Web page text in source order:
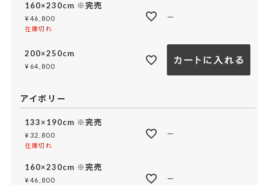
160×230cm ※完売
¥ 46,800
在庫切れ
—
200×250cm
¥ 64,800
アイボリー
133×190cm ※完売
¥ 32,800
在庫切れ
—
160×230cm ※完売
¥ 46,800 —